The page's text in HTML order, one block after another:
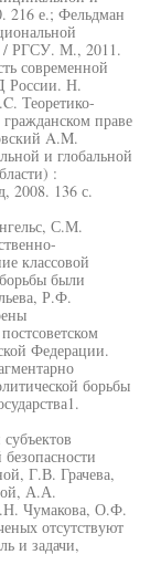
216 е.; Фельдман
/ РГСУ. М., 2011.
современной
России. Н.
Теоретико-
праве
A.M.
и глобальной
:
2008. 136 с.
С.М.
классовой
были
Р.Ф.
Федерации.
борьбы
Г.В. Грачева,
А.А.
Чумакова, О.Ф.
отсутствуют
и задачи,